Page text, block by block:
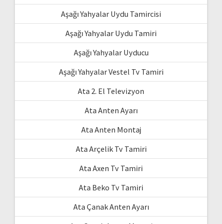
Aşağı Yahyalar Uydu Tamircisi
Aşağı Yahyalar Uydu Tamiri
Aşağı Yahyalar Uyducu
Aşağı Yahyalar Vestel Tv Tamiri
Ata 2. El Televizyon
Ata Anten Ayarı
Ata Anten Montaj
Ata Arçelik Tv Tamiri
Ata Axen Tv Tamiri
Ata Beko Tv Tamiri
Ata Çanak Anten Ayarı